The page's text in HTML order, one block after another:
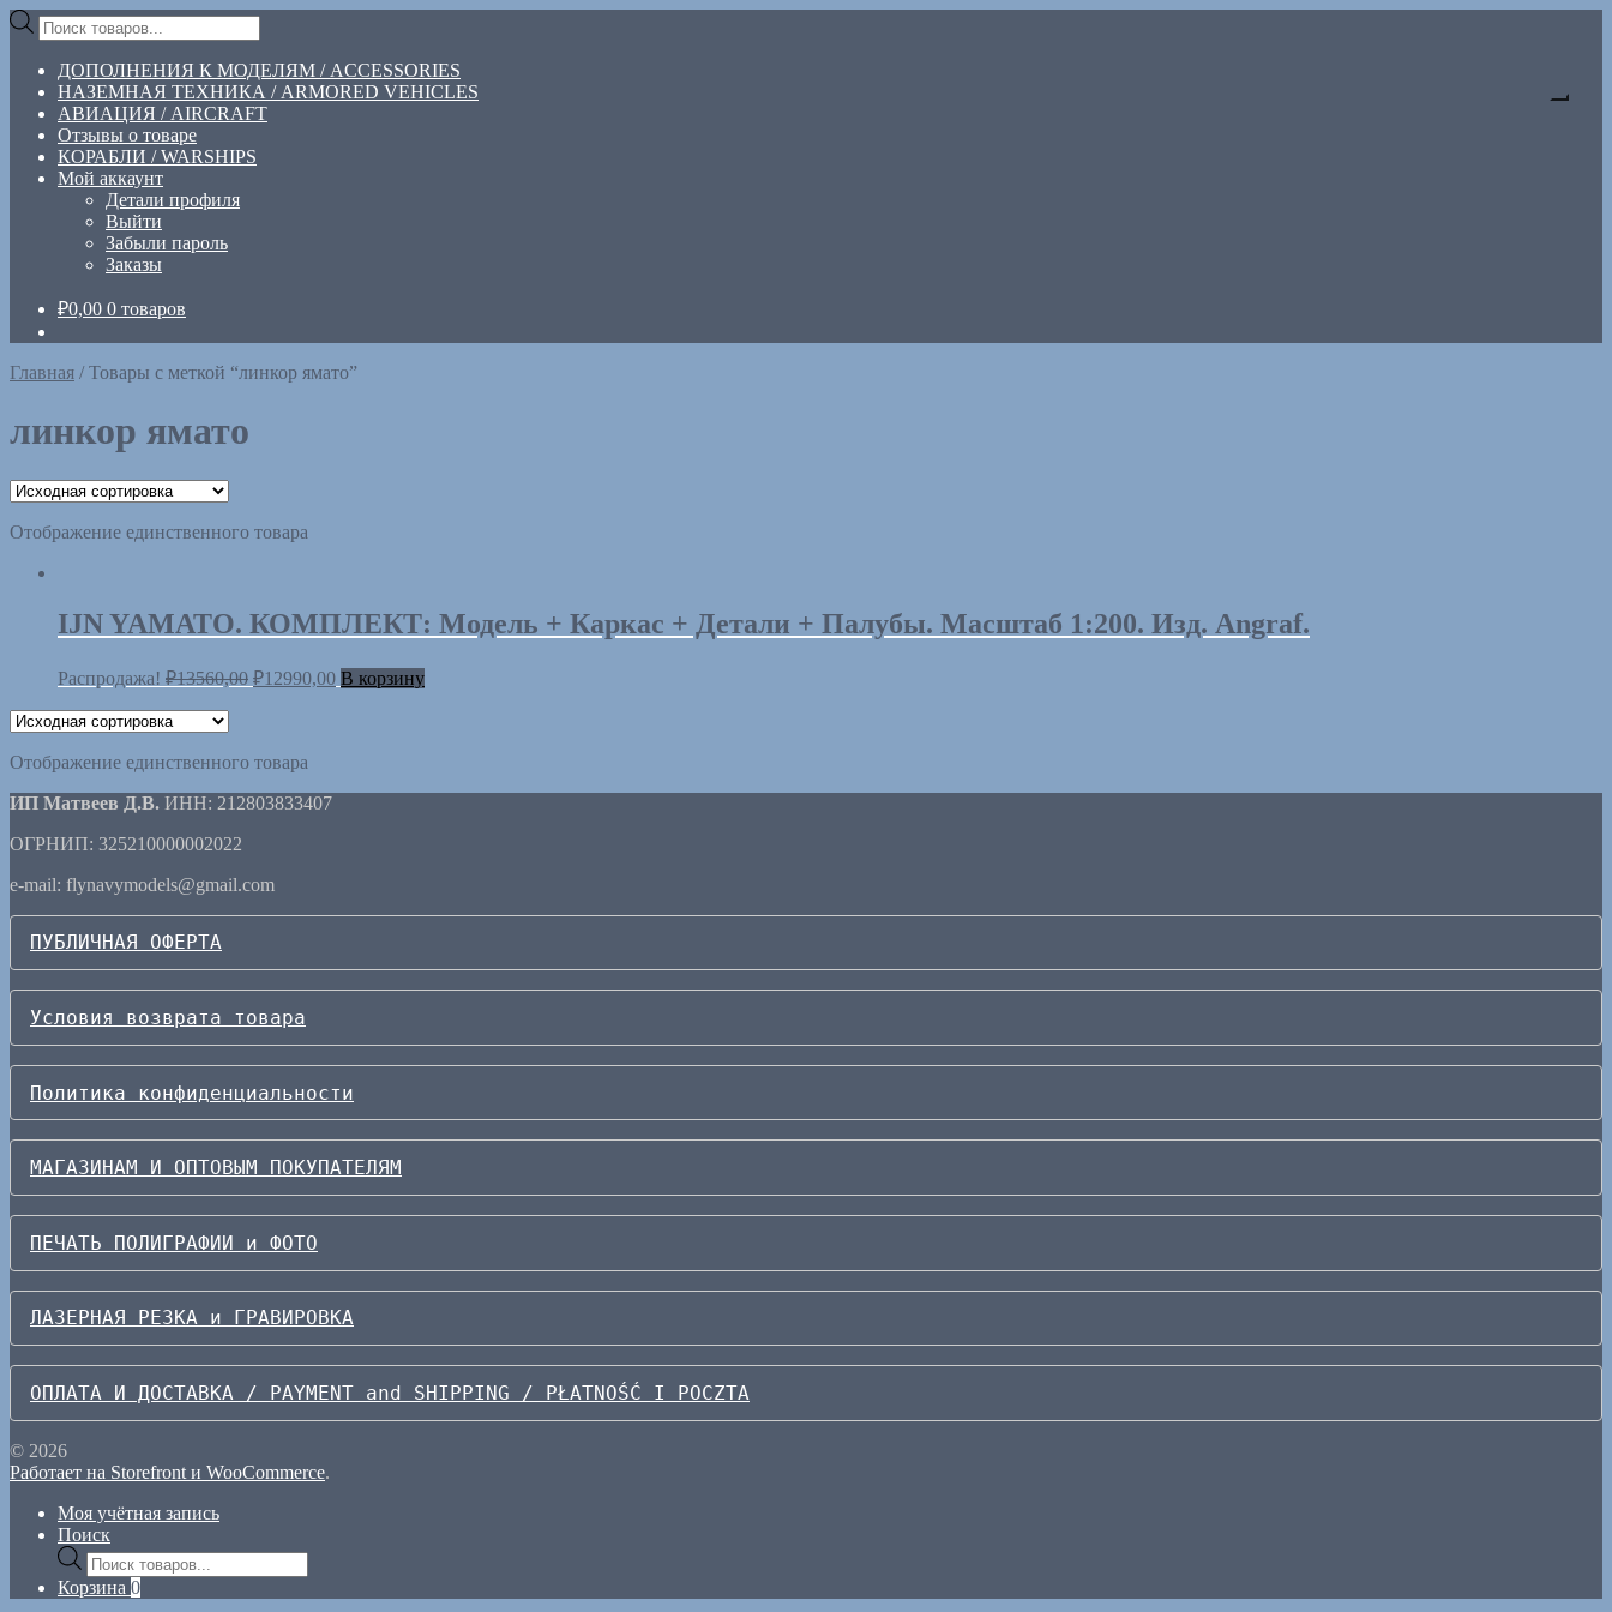
Перейти
навигации
Перейти
содержимому
Поиск
товаров
ДОПОЛНЕНИЯ К МОДЕЛЯМ / ACCESSORIES
НАЗЕМНАЯ ТЕХНИКА / ARMORED VEHICLES
АВИАЦИЯ / AIRCRAFT
Отзывы о товаре
КОРАБЛИ / WARSHIPS
Мой аккаунт
Детали профиля
Выйти
Забыли пароль
Заказы
₽0,00 0 товаров
Главная /Товары с меткой “линкор ямато”
линкор ямато
Отображение единственного товара
IJN YAMATO. КОМПЛЕКТ: Модель + Каркас + Детали + Палубы. Масштаб 1:200. Изд. Angraf.
Распродажа! ₽13560,00 ₽12990,00 В корзину
Отображение единственного товара
ИП Матвеев Д.В. ИНН: 212803833407
ОГРНИП: 325210000002022
e-mail: flynavymodels@gmail.com
ПУБЛИЧНАЯ ОФЕРТА
Условия возврата товара
Политика конфиденциальности
МАГАЗИНАМ И ОПТОВЫМ ПОКУПАТЕЛЯМ
ПЕЧАТЬ ПОЛИГРАФИИ и ФОТО
ЛАЗЕРНАЯ РЕЗКА и ГРАВИРОВКА
ОПЛАТА И ДОСТАВКА / PAYMENT and SHIPPING / PŁATNOŚĆ I POCZTA
© 2026
Работает на Storefront и WooCommerce.
Моя учётная запись
Поиск
Поиск
товаров
Корзина 0